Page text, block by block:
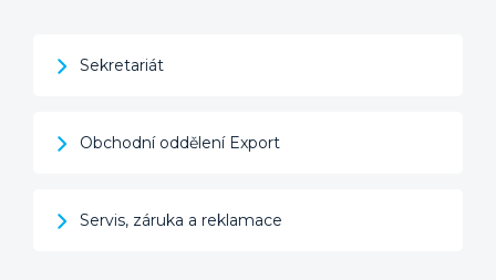
Sekretariát
Obchodní oddělení Export
Servis, záruka a reklamace